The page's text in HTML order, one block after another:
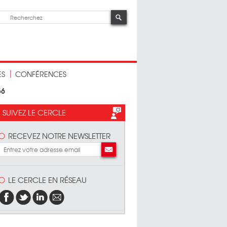
CONFÉRENCES
SUIVEZ LE CERCLE
RECEVEZ NOTRE NEWSLETTER
LE CERCLE EN RÉSEAU